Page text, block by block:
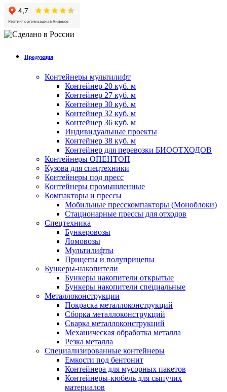
Продукция
Контейнеры мультилифт
Контейнер 20 куб. м
Контейнер 27 куб. м
Контейнер 30 куб. м
Контейнер 32 куб. м
Контейнер 36 куб. м
Индивидуальные проекты
Контейнер 38 куб. м
Контейнер для перевозки БИООТХОДОВ
Контейнеры ОПЕНТОП
Кузова для спецтехники
Контейнеры под пресс
Контейнеры промышленные
Компакторы и прессы
Мобильные пресскомпакторы (Моноблоки)
Стационарные прессы для отходов
Спецтехника
Бункеровозы
Ломовозы
Мультилифты
Прицепы и полуприцепы
Бункеры-накопители
Бункеры накопители открытые
Бункеры накопители специальные
Металлоконструкции
Покраска металлоконструкций
Сборка металлоконструкций
Сварка металлоконструкций
Механическая обработка металла
Резка металла
Специализированные контейнеры
Емкости под бентонит
Контейнера для мусорных пакетов
Контейнеры-кюбель для сыпучих
материалов